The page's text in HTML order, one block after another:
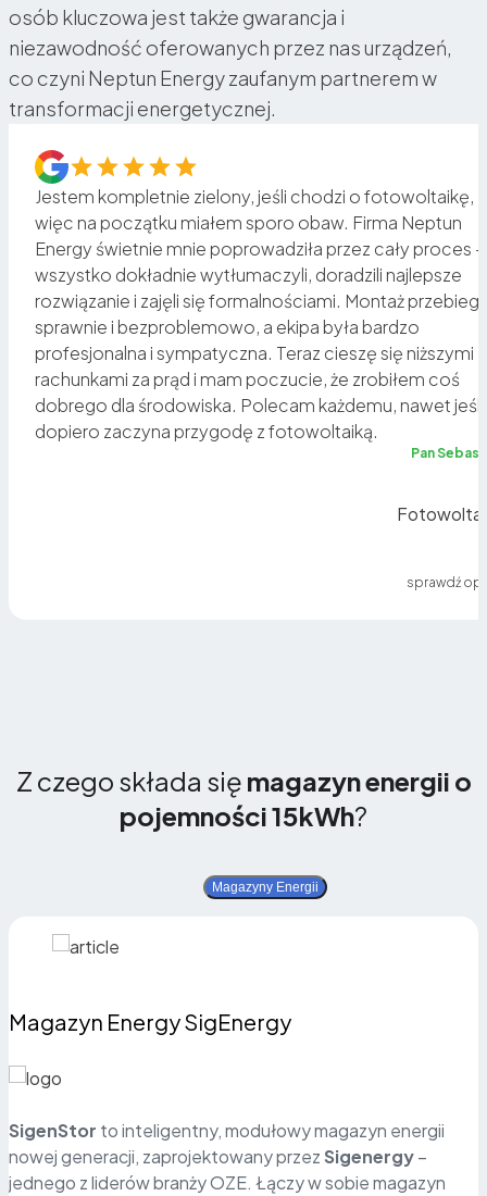
osób kluczowa jest także gwarancja i
niezawodność oferowanych przez nas urządzeń,
co czyni Neptun Energy zaufanym partnerem w
transformacji energetycznej.
Jestem kompletnie zielony, jeśli chodzi o fotowoltaikę,
więc na początku miałem sporo obaw. Firma Neptun
Energy świetnie mnie poprowadziła przez cały proces –
wszystko dokładnie wytłumaczyli, doradzili najlepsze
rozwiązanie i zajęli się formalnościami. Montaż przebiegł
sprawnie i bezproblemowo, a ekipa była bardzo
profesjonalna i sympatyczna. Teraz cieszę się niższymi
rachunkami za prąd i mam poczucie, że zrobiłem coś
dobrego dla środowiska. Polecam każdemu, nawet jeśli
dopiero zaczyna przygodę z fotowoltaiką.
Pan
sprawdź
Z czego składa się magazyn energii o
pojemności 15kWh?
Magazyny Energii
Magazyn Energy SigEnergy
SigenStor to inteligentny, modułowy magazyn energii
nowej generacji, zaprojektowany przezSigenergy–
jednego z liderów branży OZE. Łączy w sobie magazyn